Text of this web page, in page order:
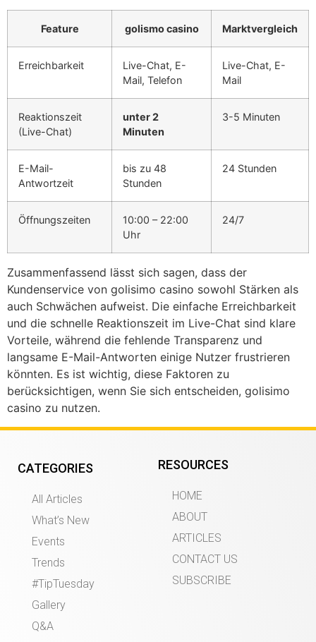
Feature golismo casino Marktvergleich
Erreichbarkeit
Live-Chat, E-
Mail, Telefon
Live-Chat, E-
Mail
Reaktionszeit
(Live-Chat)
unter 2
Minuten
3-5 Minuten
E-Mail-
Antwortzeit
bis zu 48
Stunden
24 Stunden
Öffnungszeiten
10:00 – 22:00
Uhr
24/7
Zusammenfassend lässt sich sagen, dass der
Kundenservice von golisimo casino sowohl Stärken als
auch Schwächen aufweist. Die einfache Erreichbarkeit
und die schnelle Reaktionszeit im Live-Chat sind klare
Vorteile, während die fehlende Transparenz und
langsame E-Mail-Antworten einige Nutzer frustrieren
könnten. Es ist wichtig, diese Faktoren zu
berücksichtigen, wenn Sie sich entscheiden, golisimo
casino zu nutzen.
CATEGORIES
All Articles
What’s New
Events
Trends
#TipTuesday
Gallery
Q&A
RESOURCES
HOME
ABOUT
ARTICLES
CONTACT US
SUBSCRIBE